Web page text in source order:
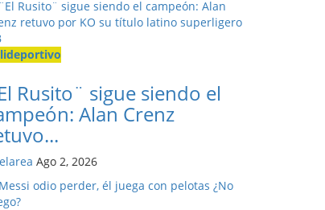
Rusito¨ sigue siendo el
Alan Crenz
Ago 2, 2026